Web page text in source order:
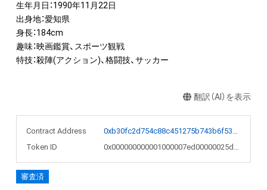
生年月日：1990年11月22日
出身地：愛知県
身長：184cm
趣味：映画鑑賞、スポーツ観戦
特技：殺陣(アクション)、格闘技、サッカー
翻訳（AI）を表示
Contract Address
0xb30fc2d754c88c451275b743b6f530f19f643683
Token ID
0x000000000001000007ed00000025d4d3
審査済